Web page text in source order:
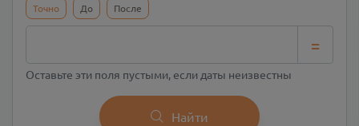
Точно До После
=
Оставьте эти поля пустыми, если даты неизвестны
Найти